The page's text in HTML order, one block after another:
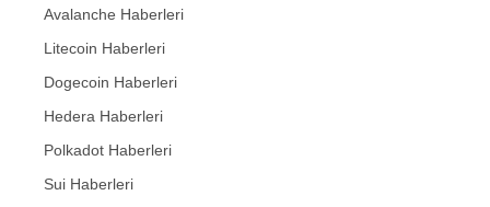
Avalanche Haberleri
Litecoin Haberleri
Dogecoin Haberleri
Hedera Haberleri
Polkadot Haberleri
Sui Haberleri